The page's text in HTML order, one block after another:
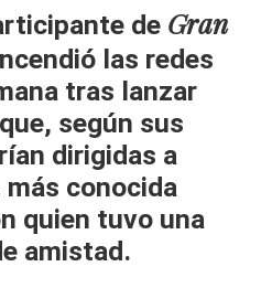
de Gran
las redes
tras lanzar
según sus
dirigidas a
conocida
quien tuvo una
amistad.